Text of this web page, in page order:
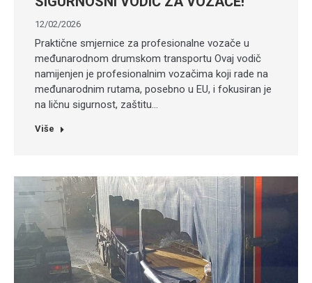
12/02/2026
Praktične smjernice za profesionalne vozače u
međunarodnom drumskom transportu Ovaj vodič
namijenjen je profesionalnim vozačima koji rade na
međunarodnim rutama, posebno u EU, i fokusiran je
na ličnu sigurnost, zaštitu…
Više